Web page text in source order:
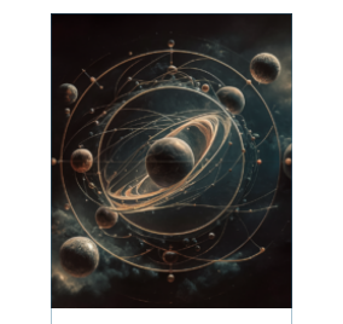
udstillet, men processen
kan virke uoverskuelig.
Hvordan udstiller man
egentlig sin kunst? ...